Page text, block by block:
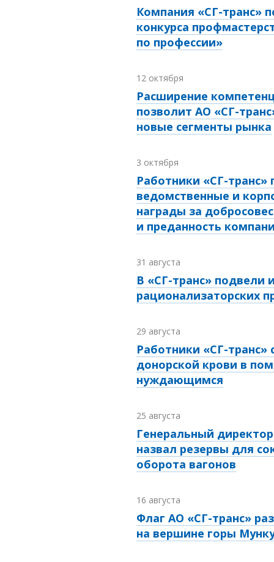
Компания «СГ-транс»
конкурса
по профессии»
12 октября
Расширение
позволит АО «СГ-
новые сегменты рынка
3 октября
Работники «СГ-транс»
ведомственные и
награды за
и преданность
31 августа
В «СГ-транс» подвели
рационализаторских
29 августа
Работники «СГ-транс»
донорской крови в
нуждающимся
25 августа
Генеральный
назвал резервы для
оборота вагонов
16 августа
Флаг АО «СГ-транс»
на вершине горы